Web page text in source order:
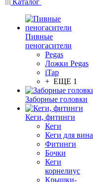
Каталог
Пивные
пеногасители
Pegas
Ложки Pegas
iTap
+ ЕЩЕ 1
Заборные головки
Кеги, фитинги
Кеги
Кеги для вина
Фитинги
Бочки
Кеги
корнелиус
Крышки-